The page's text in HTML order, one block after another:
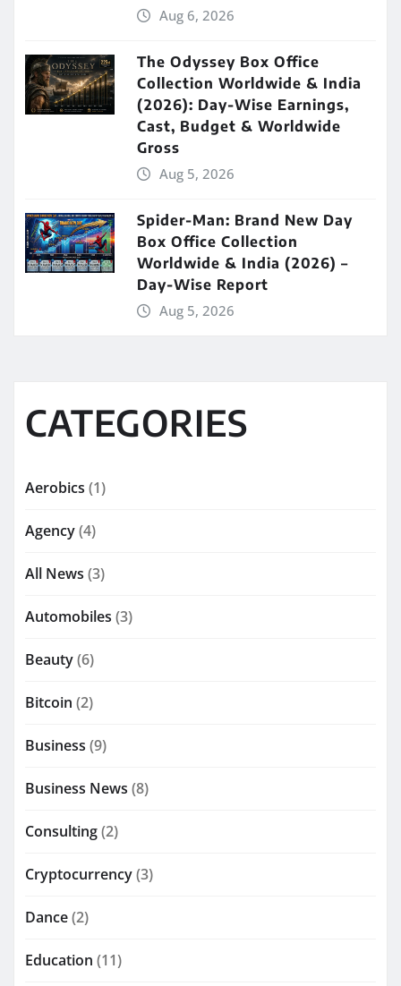
Aug 6, 2026
The Odyssey Box Office
Collection Worldwide & India
(2026): Day-Wise Earnings,
Cast, Budget & Worldwide
Gross
Aug 5, 2026
Spider-Man: Brand New Day
Box Office Collection
Worldwide & India (2026) –
Day-Wise Report
Aug 5, 2026
CATEGORIES
Aerobics (1)
Agency(4)
All News (3)
Automobiles (3)
Beauty(6)
Bitcoin (2)
Business (9)
Business News (8)
Consulting(2)
Cryptocurrency(3)
Dance(2)
Education (11)